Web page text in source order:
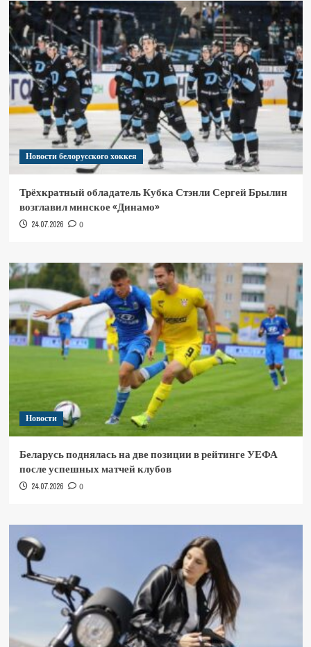
Новости белорусского хоккея
Трёхкратный обладатель Кубка Стэнли Сергей Брылин
возглавил минское «Динамо»
24.07.2026 0
Новости
Беларусь поднялась на две позиции в рейтинге УЕФА
после успешных матчей клубов
24.07.2026 0